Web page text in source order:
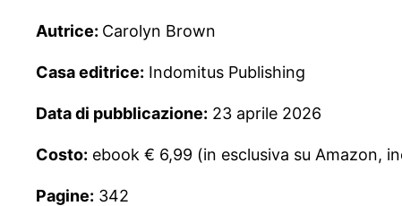
Autrice: Carolyn Brown
Casa editrice: Indomitus Publishing
Data di pubblicazione: 23 aprile 2026
Costo: ebook € 6,99 (in esclusiva su Amazon,
Pagine: 342